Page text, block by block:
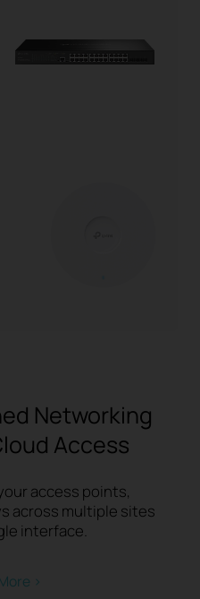
Networking
Access
access points,
across multiple sites
interface.
>